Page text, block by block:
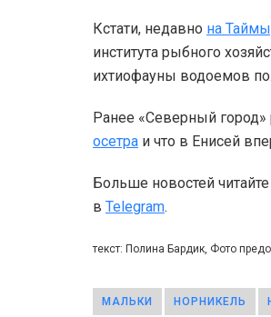
Кстати, недавно на
института рыбного
ихтиофауны водоемов
Ранее «Северный
осетра и что в Енисей
Больше новостей
в Telegram.
текст: Полина Бардик, Фото
МАЛЬКИ НОРНИКЕЛЬ